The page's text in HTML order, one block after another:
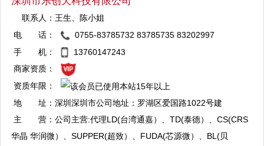
联系人：王生、陈小姐
QQ：2355600858
复制
电 话：
0755-83785732 83785735 83202997
手 机：
13760147243
商家资质：
资质年限：
地 址：深圳深圳市公司地址：罗湖区爱国路1022号建
国大厦602室 门市部：福田区华强北新华强电
子市场3楼Q3B005房间 TEL：83202997
主 营：公司主营:代理LD(台湾通嘉）、TD(泰德）、CS(CRS
华晶 华润微）、SUPPER(超致）、FUDA(芯源微）、BL(贝